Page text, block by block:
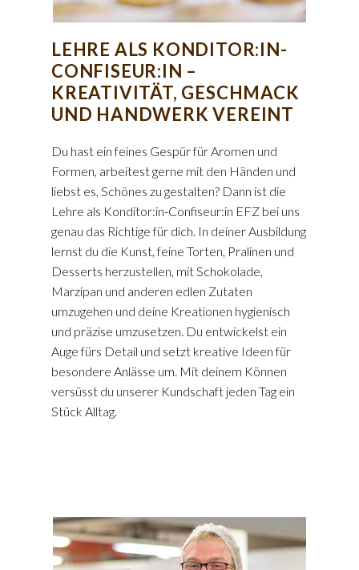
LEHRE ALS KONDITOR:IN-
CONFISEUR:IN –
KREATIVITÄT, GESCHMACK
UND HANDWERK VEREINT
Du hast ein feines Gespür für Aromen und
Formen, arbeitest gerne mit den Händen und
liebst es, Schönes zu gestalten? Dann ist die
Lehre als Konditor:in-Confiseur:in EFZ bei uns
genau das Richtige für dich. In deiner Ausbildung
lernst du die Kunst, feine Torten, Pralinen und
Desserts herzustellen, mit Schokolade,
Marzipan und anderen edlen Zutaten
umzugehen und deine Kreationen hygienisch
und präzise umzusetzen. Du entwickelst ein
Auge fürs Detail und setzt kreative Ideen für
besondere Anlässe um. Mit deinem Können
versüsst du unserer Kundschaft jeden Tag ein
Stück Alltag.